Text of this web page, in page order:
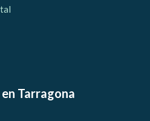
en Tarragona